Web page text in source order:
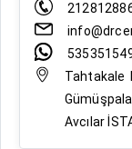
Tahtakale
Gümüşpala
Avcılar